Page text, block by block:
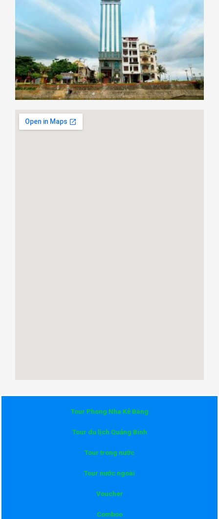
Tour Phong Nha Kẻ Bàng
Tour du lịch Quảng Bình
Tour trong nước
Tour nước ngoài
Voucher
Comboo